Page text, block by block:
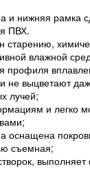
и нижняя рамка
ПВХ.
старению,
влажной
профиля
не выцветают
лучей;
и легко
оснащена
съемная;